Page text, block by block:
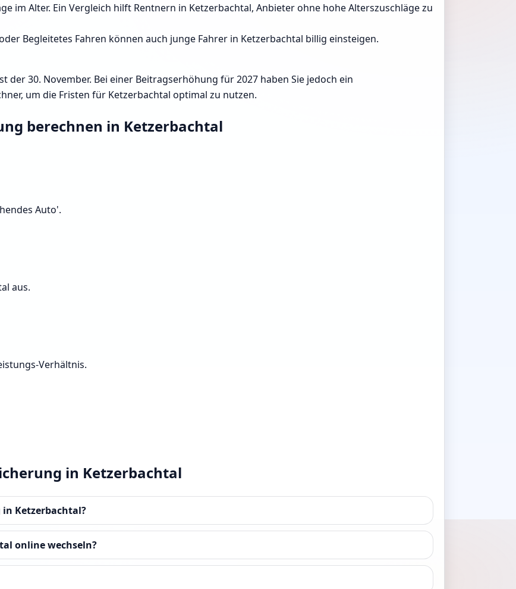
im Alter. Ein Vergleich hilft Rentnern in Ketzerbachtal, Anbieter ohne hohe Alterszuschläge zu
Begleitetes Fahren können auch junge Fahrer in Ketzerbachtal billig einsteigen.
der 30. November. Bei einer Beitragserhöhung für 2027 haben Sie jedoch ein
um die Fristen für Ketzerbachtal optimal zu nutzen.
berechnen in Ketzerbachtal
Auto'.
aus.
Verhältnis.
in Ketzerbachtal
Ketzerbachtal?
online wechseln?